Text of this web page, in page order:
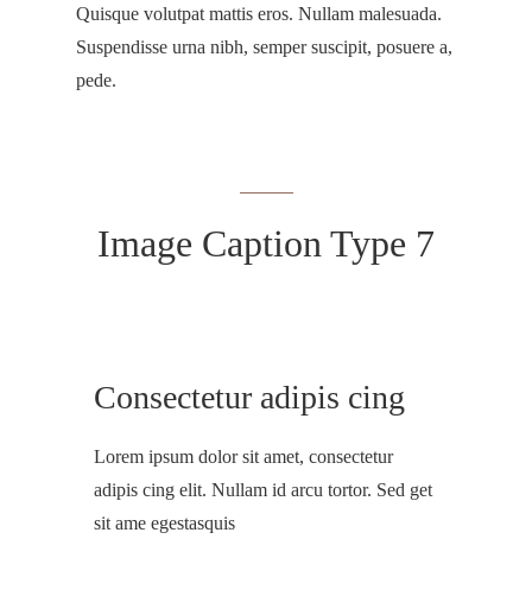
Quisque volutpat mattis eros. Nullam malesuada.
Suspendisse urna nibh, semper suscipit, posuere a,
pede.
Image Caption Type 7
Consectetur adipis cing
Lorem ipsum dolor sit amet, consectetur
adipis cing elit. Nullam id arcu tortor. Sed get
sit ame egestasquis